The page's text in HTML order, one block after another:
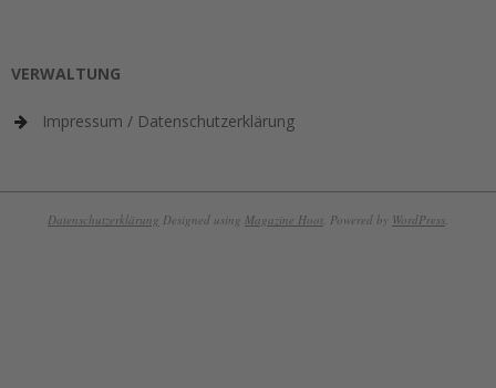
VERWALTUNG
Impressum / Datenschutzerklärung
Datenschutzerklärung Designed using Magazine Hoot. Powered by WordPress.